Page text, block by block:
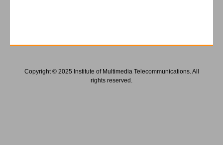
Copyright © 2025 Institute of Multimedia Telecommunications. All
rights reserved.